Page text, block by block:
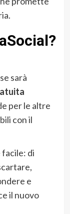
sarà
per le altre
con il
facile: di
e
il nuovo